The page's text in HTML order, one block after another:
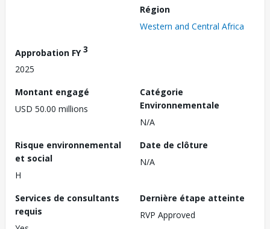
Région
Western and Central Africa
Approbation FY3
2025
Montant engagé
USD 50.00 millions
Catégorie
Environnementale
N/A
Risque environnemental
et social
H
Date de clôture
N/A
Services de consultants
requis
Dernière étape atteinte
RVP Approved